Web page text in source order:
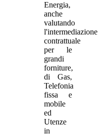
Energia,
anche
valutando
l'intermediazione
contrattuale
per le
grandi
forniture,
di Gas,
Telefonia
fissa e
mobile
ed
Utenze
in